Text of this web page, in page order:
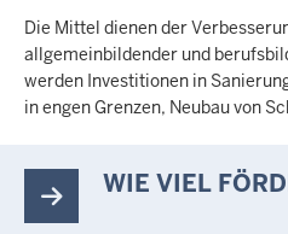
Die Mittel dienen der
allgemeinbildender und
werden Investitionen in
in engen Grenzen, Neubau von
WIE VIEL